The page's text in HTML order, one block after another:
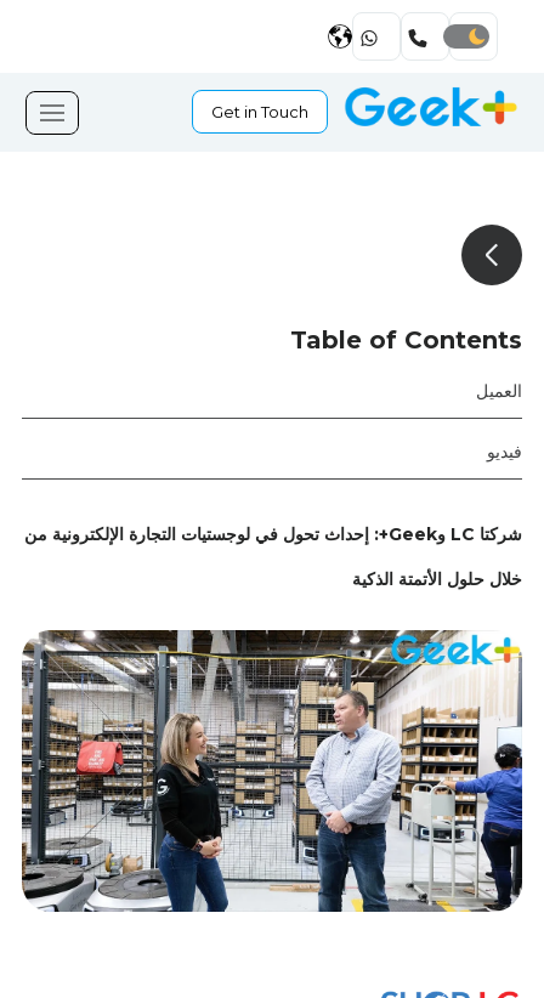
Get in Touch
Table of Contents
العميل
فيديو
شركتا LC وGeek+: إحداث تحول في لوجستيات التجارة الإلكترونية من
خلال حلول الأتمتة الذكية